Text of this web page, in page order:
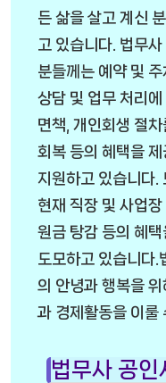
든 삶을 살고 계신
고 있습니다. 법무
분들께는 예약 및 주
상담 및 업무 처리
면책, 개인회생 절
회복 등의 혜택을
지원하고 있습니다.
현재 직장 및 사업장
원금 탕감 등의 혜
도모하고 있습니다.
의 안녕과 행복을
과 경제활동을 이룰
법무사 공인